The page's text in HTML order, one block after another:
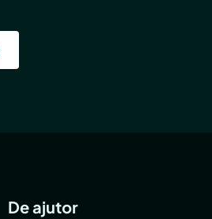
De ajutor